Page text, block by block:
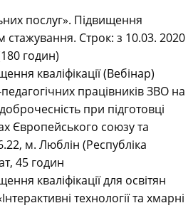
послуг». Підвищення
стажування. Строк: з 10.03. 2020
годин)
кваліфікації (Вебінар)
працівників ЗВО на
при підготовці
Європейського союзу та
м. Люблін (Республіка
45 годин
кваліфікації для освітян
технології та хмарні